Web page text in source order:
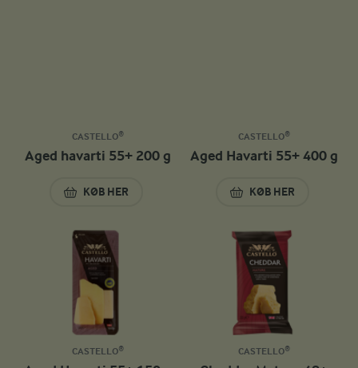
CASTELLO®
Aged havarti 55+ 200 g
KØB HER
AGED HAVARTI 55+ 200 G
CASTELLO®
Aged Havarti 55+ 400 g
KØB HER
AGED HAVARTI
CASTELLO® CASTELLO®